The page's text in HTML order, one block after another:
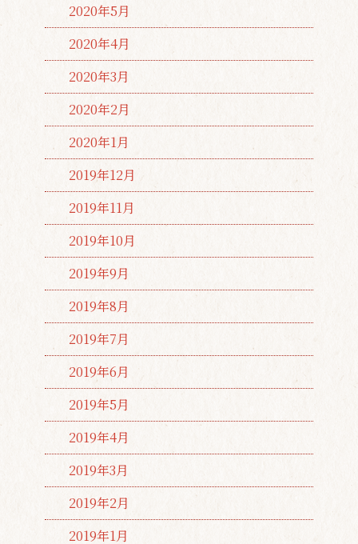
2020年5月
2020年4月
2020年3月
2020年2月
2020年1月
2019年12月
2019年11月
2019年10月
2019年9月
2019年8月
2019年7月
2019年6月
2019年5月
2019年4月
2019年3月
2019年2月
2019年1月